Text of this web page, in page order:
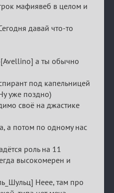
мафиявеб в целом и
давай что-то
а ты обычно
под капельницей
уже поздно)
своё на джастике
а потом по одному нас
роль на 11
высокомерен и
Неее, там про